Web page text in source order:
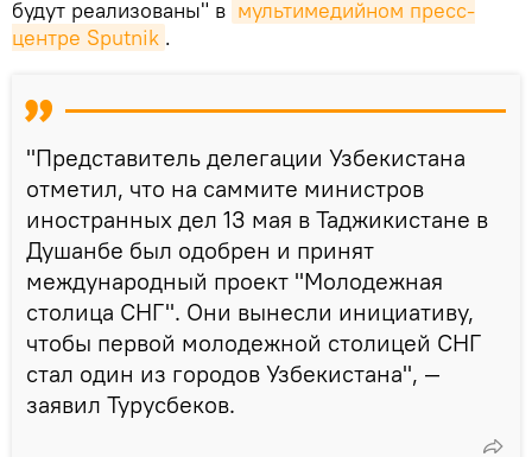
будут реализованы" в мультимедийном пресс-
центре Sputnik .
"Представитель делегации Узбекистана
отметил, что на саммите министров
иностранных дел 13 мая в Таджикистане в
Душанбе был одобрен и принят
международный проект "Молодежная
столица СНГ". Они вынесли инициативу,
чтобы первой молодежной столицей СНГ
стал один из городов Узбекистана", —
заявил Турусбеков.